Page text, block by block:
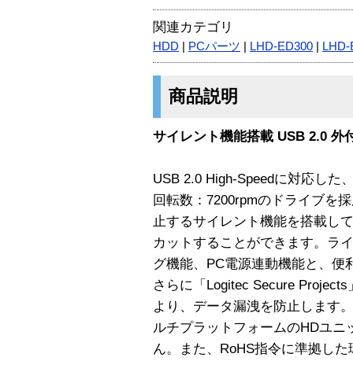
関連カテゴリ
HDD PCパーツ LHD-ED300 LHD-
商品説明
サイレント機能搭載 USB 2.0
USB 2.0 High-Speedに対応した
回転数：7200rpmのドライブを
止するサイレント機能を搭載し
カットすることができます。ラ
グ機能、PC電源連動機能と、便
さらに「Logitec Secure
より、データ漏洩を防止します
ルチプラットフォームのHDユ
ん。また、RoHS指令に準拠し